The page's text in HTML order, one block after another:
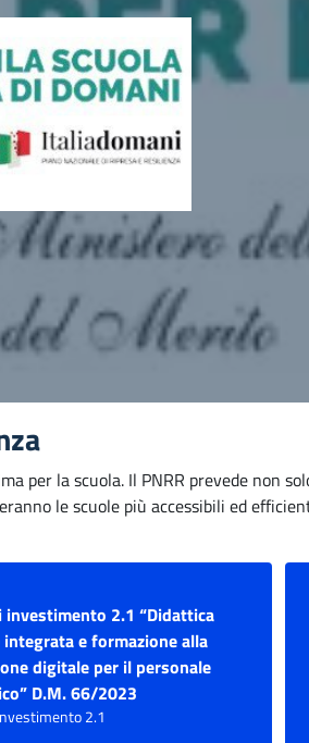
per la scuola. Il PNRR prevede
le scuole più accessibili ed
investimento 2.1 “Didattica
e formazione alla
digitale per il personale
D.M. 66/2023
2.1